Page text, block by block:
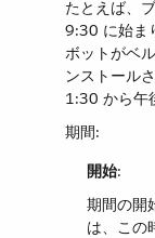
たとえば、
9:30 に始ま
ボットがベ
ンストール
1:30 から午
期間:
開始​:
期間の開
は、この